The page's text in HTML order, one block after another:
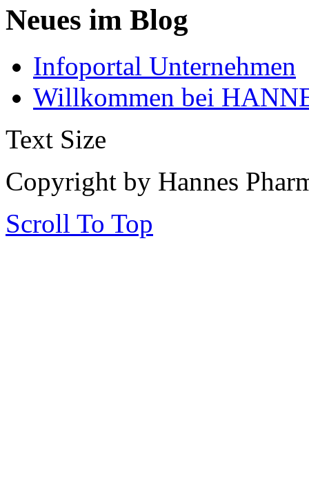
Neues im Blog
Infoportal Unternehmen
Willkommen bei
Text Size
Copyright by Hannes
Scroll To Top